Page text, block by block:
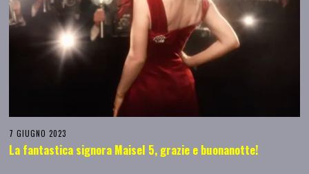
7 GIUGNO 2023
La fantastica signora Maisel 5, grazie e buonanotte!